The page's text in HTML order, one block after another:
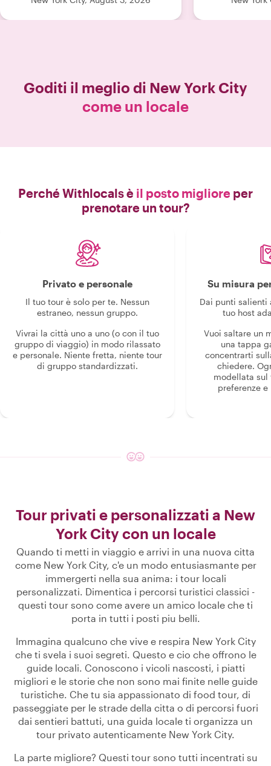
Goditi il meglio di New York City
come un locale
Perché Withlocals è il posto migliore per
prenotare un tour?
Privato e personale
Il tuo tour è solo per te. Nessun
estraneo, nessun gruppo.
Vivrai la città uno a uno (o con il tuo
gruppo di viaggio) in modo rilassato
e personale. Niente fretta, niente tour
di gruppo standardizzati.
Su misura
Dai punti salienti
tuo host
Vuoi saltare un
una tappa
concentrarti
chiedere.
modellata sul
preferenze
Tour privati e personalizzati a New
York City con un locale
Quando ti metti in viaggio e arrivi in una nuova citta
come New York City, c'e un modo entusiasmante per
immergerti nella sua anima: i tour locali
personalizzati. Dimentica i percorsi turistici classici -
questi tour sono come avere un amico locale che ti
porta in tutti i posti piu belli.
Immagina qualcuno che vive e respira New York City
che ti svela i suoi segreti. Questo e cio che offrono le
guide locali. Conoscono i vicoli nascosti, i piatti
migliori e le storie che non sono mai finite nelle guide
turistiche. Che tu sia appassionato di food tour, di
passeggiate per le strade della citta o di percorsi fuori
dai sentieri battuti, una guida locale ti organizza un
tour privato autenticamente New York City.
La parte migliore? Questi tour sono tutti incentrati su